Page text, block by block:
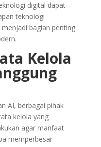
digital dapat
teknologi
bagian penting
Kelola
AI, berbagai pihak
kelola yang
agar manfaat
memperbesar